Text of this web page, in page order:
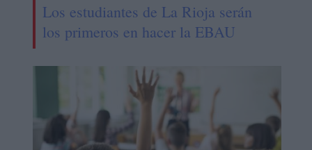
Los estudiantes de La Rioja serán
los primeros en hacer la EBAU